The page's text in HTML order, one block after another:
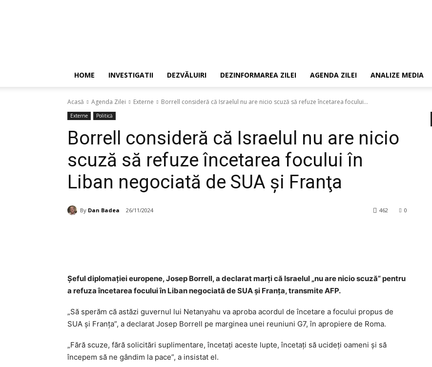
HOME INVESTIGATII DEZVĂLUIRI DEZINFORMAREA ZILEI AGENDA ZILEI ANALIZE MEDIA
Acasă Agenda Zilei Externe Borrell consideră că Israelul nu are nicio scuză să refuze încetarea focului...
Externe Politică
Borrell consideră că Israelul nu are nicio
scuză să refuze încetarea focului în
Liban negociată de SUA şi Franţa
By Dan Badea 26/11/2024 0
462
Şeful diplomaţiei europene, Josep Borrell, a declarat marţi că Israelul „nu are nicio scuză” pentru
a refuza încetarea focului în Liban negociată de SUA şi Franţa, transmite AFP.
„Să sperăm că astăzi guvernul lui Netanyahu va aproba acordul de încetare a focului propus de
SUA şi Franţa”, a declarat Josep Borrell pe marginea unei reuniuni G7, în apropiere de Roma.
„Fără scuze, fără solicitări suplimentare, încetaţi aceste lupte, încetaţi să ucideţi oameni şi să
începem să ne gândim la pace”, a insistat el.